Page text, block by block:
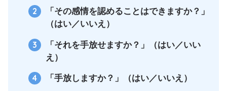
「その感情を認めることはできますか？」
（はい／いいえ）
「それを手放せますか？」（はい／いい
え）
「手放しますか？」（はい／いいえ）